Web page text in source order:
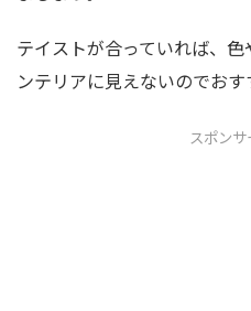
テイストが合っていれば、
ンテリアに見えないのでおす
スポン